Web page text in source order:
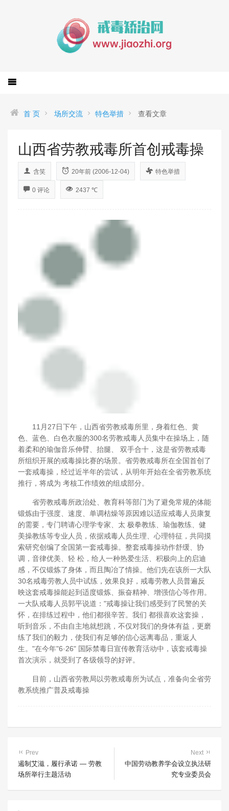
首 页 场所交流 特色举措 查看文章
山西省劳教戒毒所首创戒毒操
含笑 20年前 (2006-12-04) 特色举措
0 评论 2437 ℃
11月27日下午，山西省劳教戒毒所里，身着红色、黄
色、蓝色、白色衣服的300名劳教戒毒人员集中在操场上，随
着柔和的瑜伽音乐伸臂、抬腿、 双手合十，这是省劳教戒毒
所组织开展的戒毒操比赛的场景。省劳教戒毒所在全国首创了
一套戒毒操，经过近半年的尝试，从明年开始在全省劳教系统
推行，将成为 考核工作绩效的组成部分。
省劳教戒毒所政治处、教育科等部门为了避免常规的体能
锻炼由于强度、速度、单调枯燥等原因难以适应戒毒人员康复
的需要，专门聘请心理学专家、太 极拳教练、瑜伽教练、健
美操教练等专业人员，依据戒毒人员生理、心理特征，共同摸
索研究创编了全国第一套戒毒操。整套戒毒操动作舒缓、协
调，音律优美、轻 松，给人一种热爱生活、积极向上的启迪
感，不仅锻炼了身体，而且陶冶了情操。他们先在该所一大队
30名戒毒劳教人员中试练，效果良好，戒毒劳教人员普遍反
映这套戒毒操能起到适度锻炼、振奋精神、增强信心等作用。
一大队戒毒人员郭平说道："戒毒操让我们感受到了民警的关
怀，在排练过程中，他们都很辛苦。我们 都很喜欢这套操，
听到音乐，不由自主地就想跳，不仅对我们的身体有益，更磨
练了我们的毅力，使我们有足够的信心远离毒品，重返人
生。"在今年"6·26" 国际禁毒日宣传教育活动中，该套戒毒操
首次演示，就受到了各级领导的好评。
目前，山西省劳教局以劳教戒毒所为试点，准备向全省劳
教系统推广普及戒毒操
Prev
遏制艾滋，履行承诺 — 劳教
场所举行主题活动
Next
中国劳动教养学会设立执法研
究专业委员会